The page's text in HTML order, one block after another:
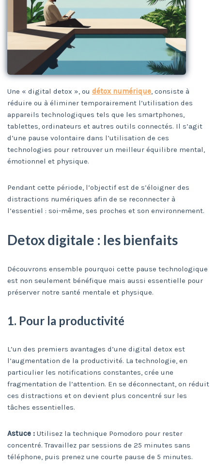
Une « digital detox », ou détox numérique, consiste à
réduire ou à éliminer temporairement l’utilisation des
appareils technologiques tels que les smartphones,
tablettes, ordinateurs et autres outils connectés. Il s’agit
d’une pause volontaire dans l’utilisation de ces
technologies pour retrouver un meilleur équilibre mental,
émotionnel et physique.
Pendant cette période, l’objectif est de s’éloigner des
distractions numériques afin de se reconnecter à
l’essentiel : soi-même, ses proches et son environnement.
Detox digitale : les bienfaits
Découvrons ensemble pourquoi cette pause technologique
est non seulement bénéfique mais aussi essentielle pour
préserver notre santé mentale et physique.
1. Pour la productivité
L’un des premiers avantages d’une digital detox est
l’augmentation de la productivité. La technologie, en
particulier les notifications constantes, crée une
fragmentation de l’attention. En se déconnectant, on réduit
ces distractions et on devient plus concentré sur les
tâches essentielles.
Astuce : Utilisez la technique Pomodoro pour rester
concentré. Travaillez par sessions de 25 minutes sans
téléphone, puis prenez une courte pause de 5 minutes.